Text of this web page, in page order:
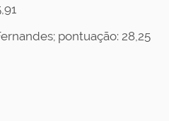
pontuação: 28,25